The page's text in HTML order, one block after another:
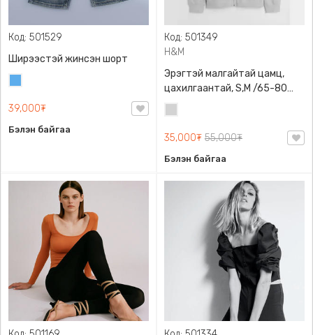
Код: 501529
Ширээстэй жинсэн шорт
39,000₮
Бэлэн байгаа
Код: 501349
H&M
Эрэгтэй малгайтай цамц,
цахилгаантай, S,M /65-80
кг/, H&M, 0852614006,
Даавуу
35,000₮ 55,000₮
Бэлэн байгаа